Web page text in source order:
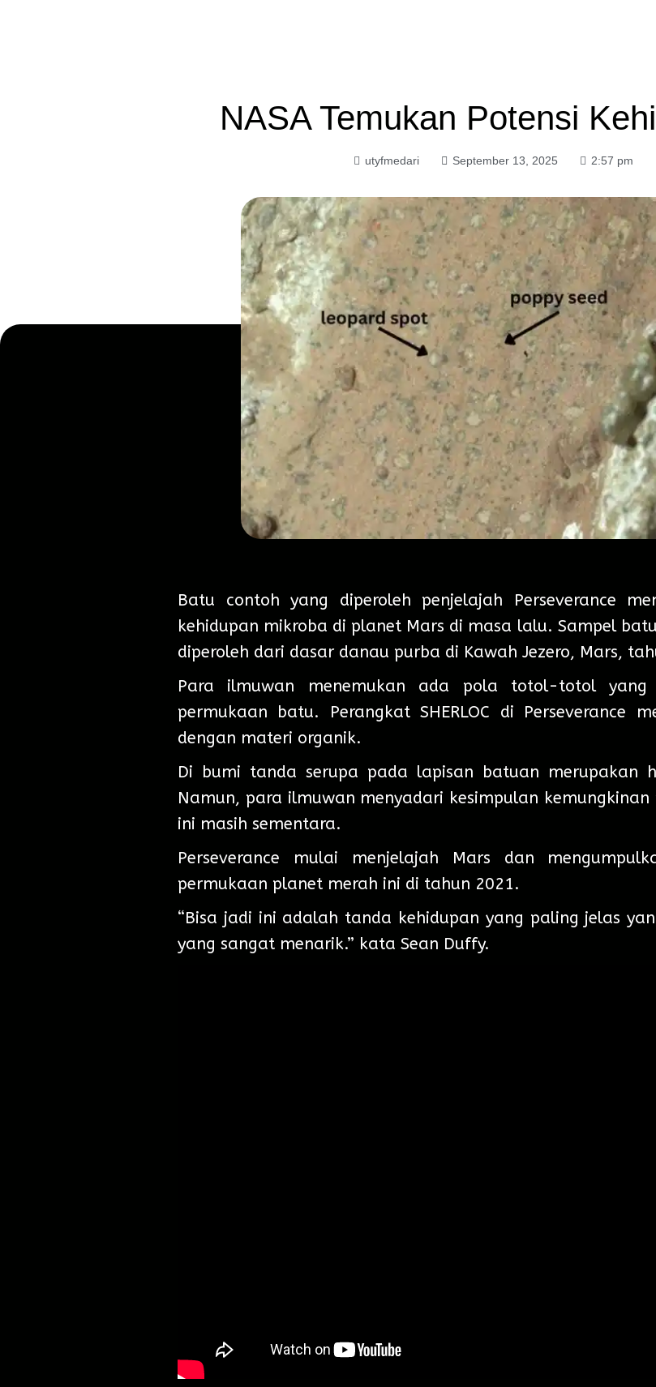
NASA Temukan Potensi
utyfmedari September 13, 2025 2:57 pm
Batu contoh yang diperoleh penjelajah Perseverance
kehidupan mikroba di planet Mars di masa lalu. Sampel
diperoleh dari dasar danau purba di Kawah Jezero, Mars,
Para ilmuwan menemukan ada pola totol-totol
permukaan batu. Perangkat SHERLOC di Perseverance
dengan materi organik.
Di bumi tanda serupa pada lapisan batuan merupakan
Namun, para ilmuwan menyadari kesimpulan
ini masih sementara.
Perseverance mulai menjelajah Mars dan
permukaan planet merah ini di tahun 2021.
“Bisa jadi ini adalah tanda kehidupan yang paling jelas
yang sangat menarik.” kata Sean Duffy.